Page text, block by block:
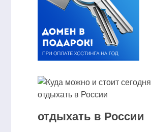
отдыхать в России